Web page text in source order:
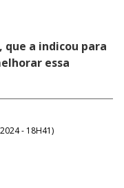
a indicou para
essa
- 18H41)